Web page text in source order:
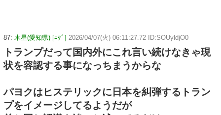
87: 木星(愛知県) [ﾆﾀﾞ] 2026/04/07(火) 06:11:27.72 ID:SOUyldjO0
トランプだって国内外にこれ言い続けなきゃ現
状を容認する事になっちまうからな
パヨクはヒステリックに日本を糾弾するトラン
プをイメージしてるようだが